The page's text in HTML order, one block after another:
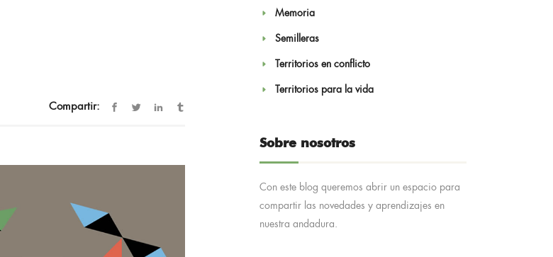
Compartir:
Memoria
Semilleras
Territorios en conflicto
Territorios para la vida
Sobre nosotros
Con este blog queremos abrir un espacio para
compartir las novedades y aprendizajes en
nuestra andadura.